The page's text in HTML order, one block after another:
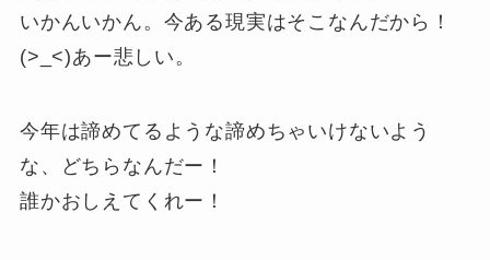
いかんいかん。今ある現実はそこなんだから！
(>_<)あー悲しい。
今年は諦めてるような諦めちゃいけないよう
な、どちらなんだー！
誰かおしえてくれー！